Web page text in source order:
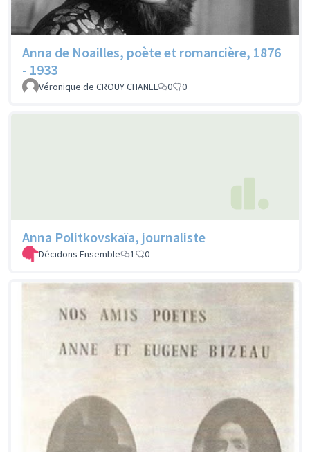
Anna de Noailles, poète et romancière, 1876
- 1933
Véronique de CROUY CHANEL 0 0
Anna Politkovskaïa, journaliste
Décidons Ensemble 1 0